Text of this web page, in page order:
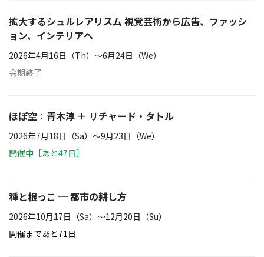
拡大するシュルレアリスム 視覚芸術から広告、ファッシ
ョン、インテリアへ
2026年4月16日（Th）〜6月24日（We）
会期終了
ほぼ空：青木淳 ＋ リチャード・タトル
2026年7月18日（Sa）〜9月23日（We）
開催中［あと47日］
種と根っこ ─ 都市の耕し方
2026年10月17日（Sa）〜12月20日（Su）
開催まであと71日